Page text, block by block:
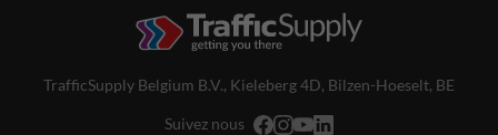
TrafficSupply Belgium B.V., Kieleberg 4D, Bilzen-Hoeselt, BE
Suivez nous